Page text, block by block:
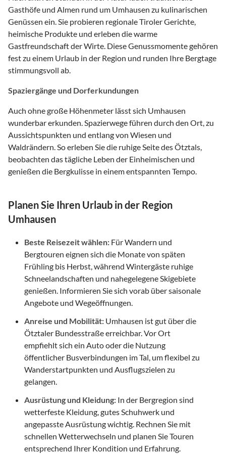
Gasthöfe und Almen rund um Umhausen zu kulinarischen
Genüssen ein. Sie probieren regionale Tiroler Gerichte,
heimische Produkte und erleben die warme
Gastfreundschaft der Wirte. Diese Genussmomente gehören
fest zu einem Urlaub in der Region und runden Ihre Bergtage
stimmungsvoll ab.
Spaziergänge und Dorferkundungen
Auch ohne große Höhenmeter lässt sich Umhausen
wunderbar erkunden. Spazierwege führen durch den Ort, zu
Aussichtspunkten und entlang von Wiesen und
Waldrändern. So erleben Sie die ruhige Seite des Ötztals,
beobachten das tägliche Leben der Einheimischen und
genießen die Bergkulisse in einem entspannten Tempo.
Planen Sie Ihren Urlaub in der Region
Umhausen
Beste Reisezeit wählen: Für Wandern und
Bergtouren eignen sich die Monate von späten
Frühling bis Herbst, während Wintergäste ruhige
Schneelandschaften und nahegelegene Skigebiete
genießen. Informieren Sie sich vorab über saisonale
Angebote und Wegeöffnungen.
Anreise und Mobilität: Umhausen ist gut über die
Ötztaler Bundesstraße erreichbar. Vor Ort
empfiehlt sich ein Auto oder die Nutzung
öffentlicher Busverbindungen im Tal, um flexibel zu
Wanderstartpunkten und Ausflugszielen zu
gelangen.
Ausrüstung und Kleidung: In der Bergregion sind
wetterfeste Kleidung, gutes Schuhwerk und
angepasste Ausrüstung wichtig. Rechnen Sie mit
schnellen Wetterwechseln und planen Sie Touren
entsprechend Ihrer Kondition und Erfahrung.